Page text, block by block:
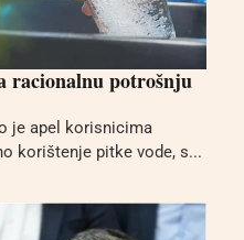
racionalnu potrošnju
je apel korisnicima
korištenje pitke vode, s...